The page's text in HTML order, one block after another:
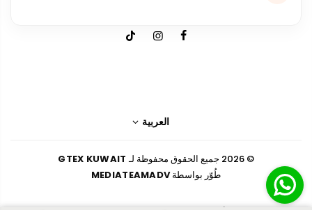
العربية
© 2026 جميع الحقوق محفوظة لـ
GTEX KUWAIT
طُوّر بواسطةMEDIATEAMADV